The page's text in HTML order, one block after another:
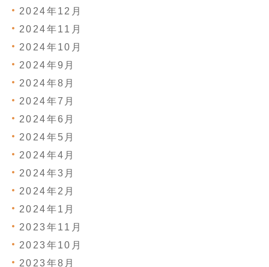
2024年12月
2024年11月
2024年10月
2024年9月
2024年8月
2024年7月
2024年6月
2024年5月
2024年4月
2024年3月
2024年2月
2024年1月
2023年11月
2023年10月
2023年8月